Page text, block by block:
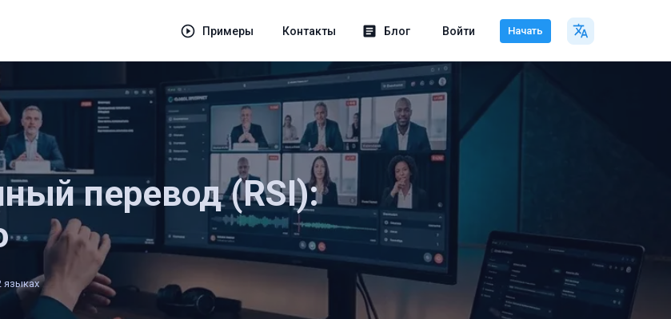
Примеры Контакты Блог Войти Начать
перевод (RSI):
языках